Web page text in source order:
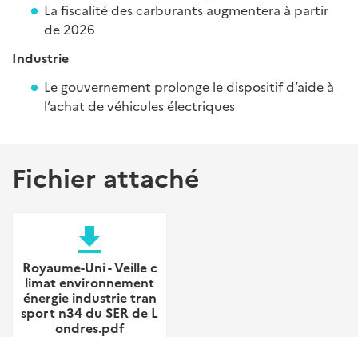
La fiscalité des carburants augmentera à partir
de 2026
Industrie
Le gouvernement prolonge le dispositif d’aide à
l’achat de véhicules électriques
Fichier attaché
file_download
Royaume-Uni - Veille c
limat environnement
énergie industrie tran
sport n34 du SER de L
ondres.pdf